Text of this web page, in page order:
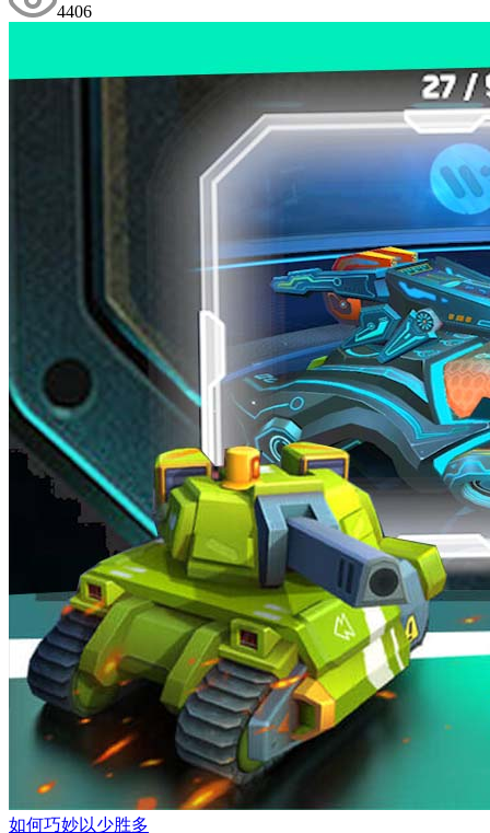
4406
如何巧妙以少胜多